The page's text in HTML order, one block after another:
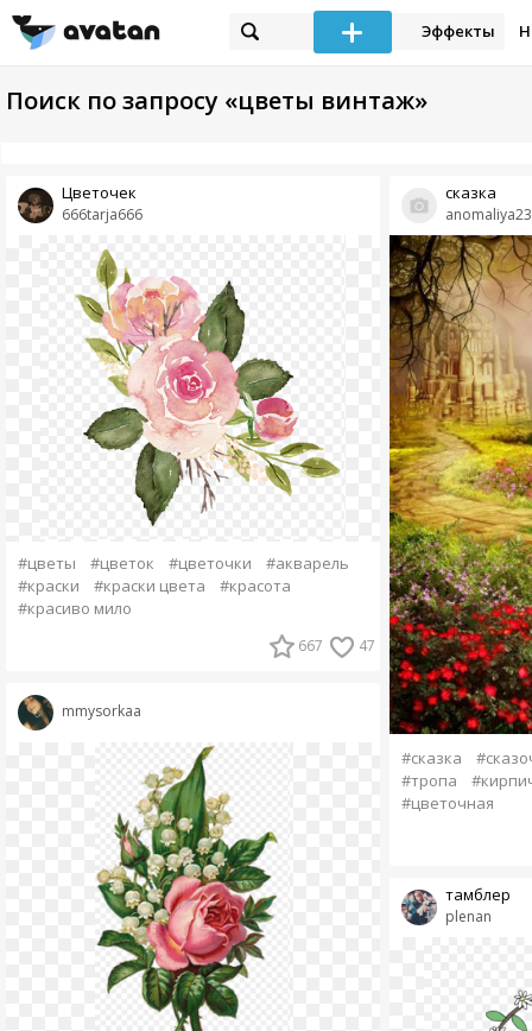
Эффекты
Поиск по запросу «цветы винтаж»
666tarja666
Цветочек
#цветы #цветок #цветочки
#акварель
#краски
#краски цвета
#красота
#красиво мило
667 47
mmysorkaa
anomaliya23
сказка
#сказка
#тропа
#цветочная
plenan
тамблер